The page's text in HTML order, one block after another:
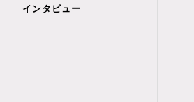
インタビュー